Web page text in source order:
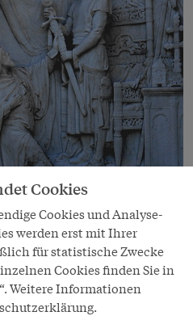
Glück und
Denkmal im
Cookies
Cookies und Analyse-
werden erst mit Ihrer
für statistische Zwecke
Cookies finden Sie in
Weitere Informationen